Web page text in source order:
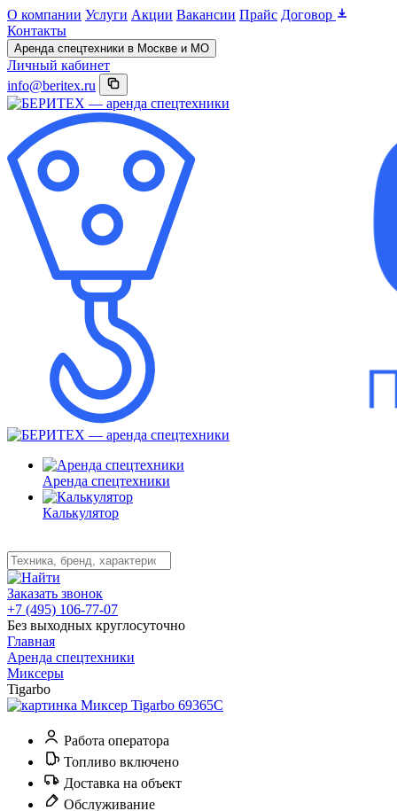
О компании Услуги Акции Вакансии Прайс Договор
Контакты
Аренда спецтехники в Москве и МО
Личный кабинет
info@beritex.ru
Аренда спецтехники
Калькулятор
Заказать звонок
+7 (495) 106-77-07
Без выходных круглосуточно
Главная
Аренда спецтехники
Миксеры
Tigarbo
Работа оператора
Топливо включено
Доставка на объект
Обслуживание